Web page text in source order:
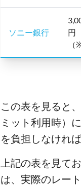
ソニー銀行
円
（
この表を見ると
ミット利用時）
を負担しなけれ
上記の表を見て
は、実際のレー